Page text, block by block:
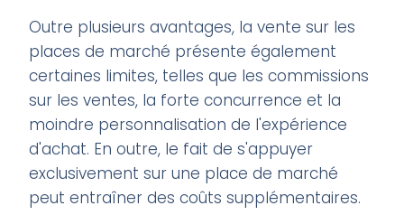
Outre plusieurs avantages, la vente sur les
places de marché présente également
certaines limites, telles que les commissions
sur les ventes, la forte concurrence et la
moindre personnalisation de l'expérience
d'achat. En outre, le fait de s'appuyer
exclusivement sur une place de marché
peut entraîner des coûts supplémentaires.